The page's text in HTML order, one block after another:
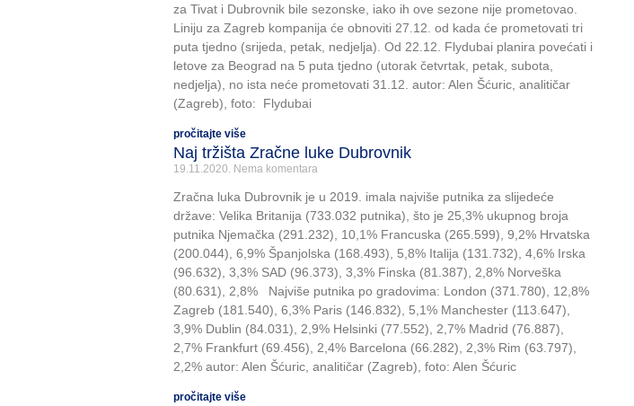
za Tivat i Dubrovnik bile sezonske, iako ih ove sezone nije prometovao.
Liniju za Zagreb kompanija će obnoviti 27.12. od kada će prometovati tri
puta tjedno (srijeda, petak, nedjelja). Od 22.12. Flydubai planira povećati i
letove za Beograd na 5 puta tjedno (utorak četvrtak, petak, subota,
nedjelja), no ista neće prometovati 31.12. autor: Alen Šćuric, analitičar
(Zagreb), foto: Flydubai
pročitajte više
Naj tržišta Zračne luke Dubrovnik
19.11.2020. Nema komentara
Zračna luka Dubrovnik je u 2019. imala najviše putnika za slijedeće
države: Velika Britanija (733.032 putnika), što je 25,3% ukupnog broja
putnika Njemačka (291.232), 10,1% Francuska (265.599), 9,2% Hrvatska
(200.044), 6,9% Španjolska (168.493), 5,8% Italija (131.732), 4,6% Irska
(96.632), 3,3% SAD (96.373), 3,3% Finska (81.387), 2,8% Norveška
(80.631), 2,8% Najviše putnika po gradovima: London (371.780), 12,8%
Zagreb (181.540), 6,3% Paris (146.832), 5,1% Manchester (113.647),
3,9% Dublin (84.031), 2,9% Helsinki (77.552), 2,7% Madrid (76.887),
2,7% Frankfurt (69.456), 2,4% Barcelona (66.282), 2,3% Rim (63.797),
2,2% autor: Alen Šćuric, analitičar (Zagreb), foto: Alen Šćuric
pročitajte više